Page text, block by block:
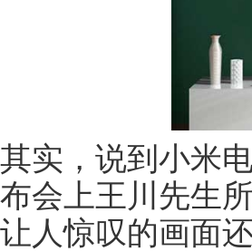
其实，说到小米
布会上王川先生
让人惊叹的画面